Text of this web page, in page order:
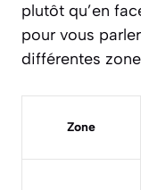
plutôt qu’en
pour vous
différentes
Zone